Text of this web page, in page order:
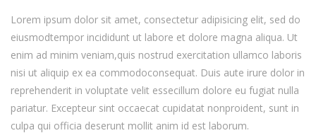
Lorem ipsum dolor sit amet, consectetur adipisicing elit, sed do
eiusmodtempor incididunt ut labore et dolore magna aliqua. Ut
enim ad minim veniam,quis nostrud exercitation ullamco laboris
nisi ut aliquip ex ea commodoconsequat. Duis aute irure dolor in
reprehenderit in voluptate velit essecillum dolore eu fugiat nulla
pariatur. Excepteur sint occaecat cupidatat nonproident, sunt in
culpa qui officia deserunt mollit anim id est laborum.